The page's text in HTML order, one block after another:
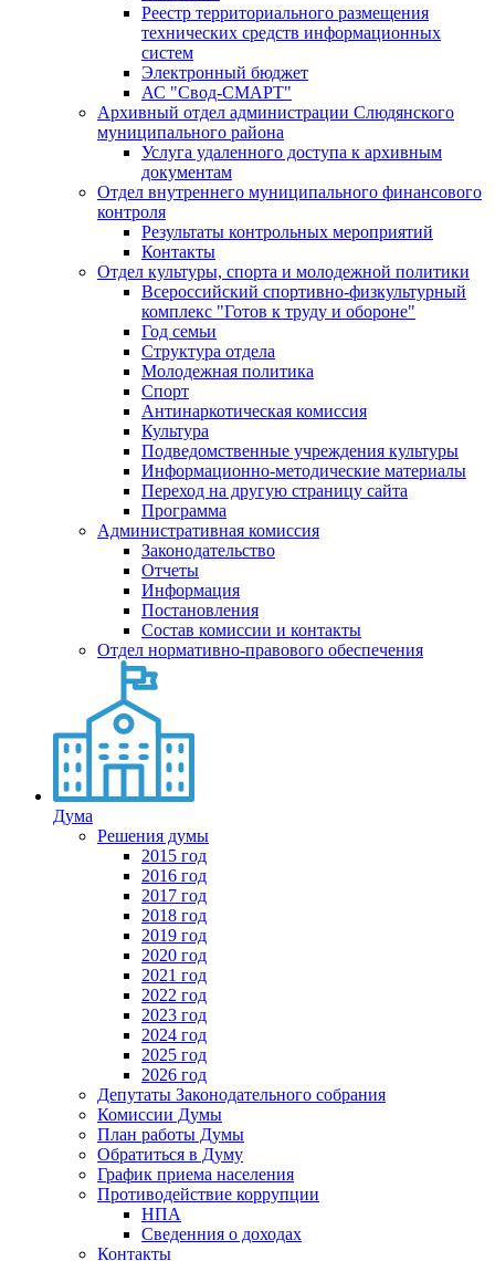
Реестр территориального размещения
технических средств информационных
систем
Электронный бюджет
АС "Свод-СМАРТ"
Архивный отдел администрации Слюдянского
муниципального района
Услуга удаленного доступа к архивным
документам
Отдел внутреннего муниципального финансового
контроля
Результаты контрольных мероприятий
Контакты
Отдел культуры, спорта и молодежной политики
Всероссийский спортивно-физкультурный
комплекс "Готов к труду и обороне"
Год семьи
Структура отдела
Молодежная политика
Спорт
Антинаркотическая комиссия
Культура
Подведомственные учреждения культуры
Информационно-методические материалы
Переход на другую страницу сайта
Программа
Административная комиссия
Законодательство
Отчеты
Информация
Постановления
Состав комиссии и контакты
Отдел нормативно-правового обеспечения
Дума
Решения думы
2015 год
2016 год
2017 год
2018 год
2019 год
2020 год
2021 год
2022 год
2023 год
2024 год
2025 год
2026 год
Депутаты Законодательного собрания
Комиссии Думы
План работы Думы
Обратиться в Думу
График приема населения
Противодействие коррупции
НПА
Сведенния о доходах
Контакты